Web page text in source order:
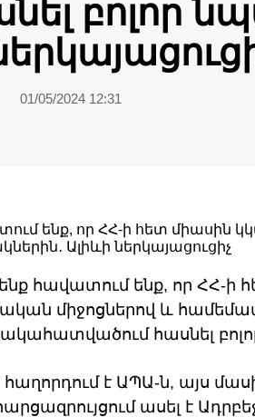
բոլոր
01/05/2024 12:31
հավատում ենք, որ ՀՀ-
միջոցներով և
հասնել
հաղորդում է ԱՊԱ-ն, այս
ասել է